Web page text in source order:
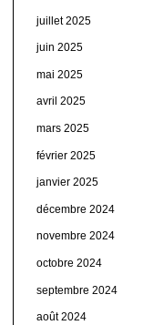
juillet 2025
juin 2025
mai 2025
avril 2025
mars 2025
février 2025
janvier 2025
décembre 2024
novembre 2024
octobre 2024
septembre 2024
août 2024